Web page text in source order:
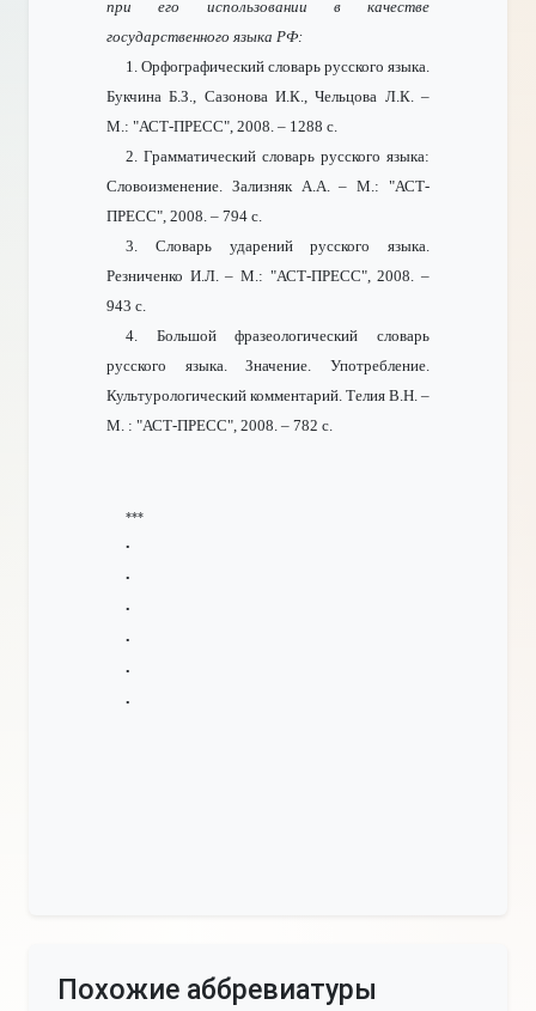
при его использовании в качестве
государственного языка РФ:
1. Орфографический словарь русского языка.
Букчина Б.З., Сазонова И.К., Чельцова Л.К. –
М.: "АСТ-ПРЕСС", 2008. – 1288 с.
2. Грамматический словарь русского языка:
Словоизменение. Зализняк А.А. – М.: "АСТ-
ПРЕСС", 2008. – 794 с.
3. Словарь ударений русского языка.
Резниченко И.Л. – М.: "АСТ-ПРЕСС", 2008. –
943 с.
4. Большой фразеологический словарь
русского языка. Значение. Употребление.
Культурологический комментарий. Телия В.Н. –
М. : "АСТ-ПРЕСС", 2008. – 782 с.
***
•
•
•
•
•
•
Похожие аббревиатуры